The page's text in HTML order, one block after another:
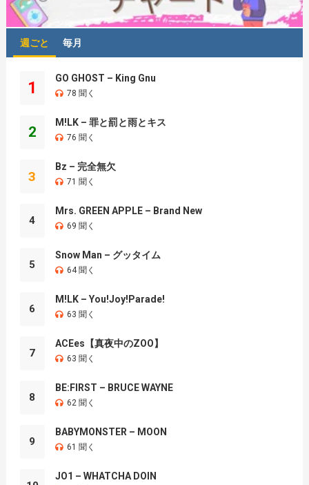
週ごと 毎月
1
GO GHOST – King Gnu
78 聞く
2
M!LK – 罪と罰と雨とキス
76 聞く
3
Bz – 完全無欠
71 聞く
4
Mrs. GREEN APPLE – Brand New
69 聞く
5
Snow Man – グッタイム
64 聞く
6
M!LK – You!Joy!Parade!
63 聞く
7
ACEes【真夜中のZOO】
63 聞く
8
BE:FIRST – BRUCE WAYNE
62 聞く
9
BABYMONSTER – MOON
61 聞く
JO1 – WHATCHA DOIN